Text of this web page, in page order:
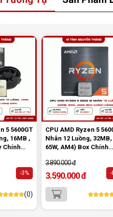
lớn cũng là yếu tố quan
tác vụ khác nhau.
5 5600GT
16MB ,
Chính
-3%
(0)
CPU AMD Ryzen 5
Nhân 12 Luồng, 32MB,
65W, AM4) Box Chính
3.890.000 đ
3.590.000 đ -